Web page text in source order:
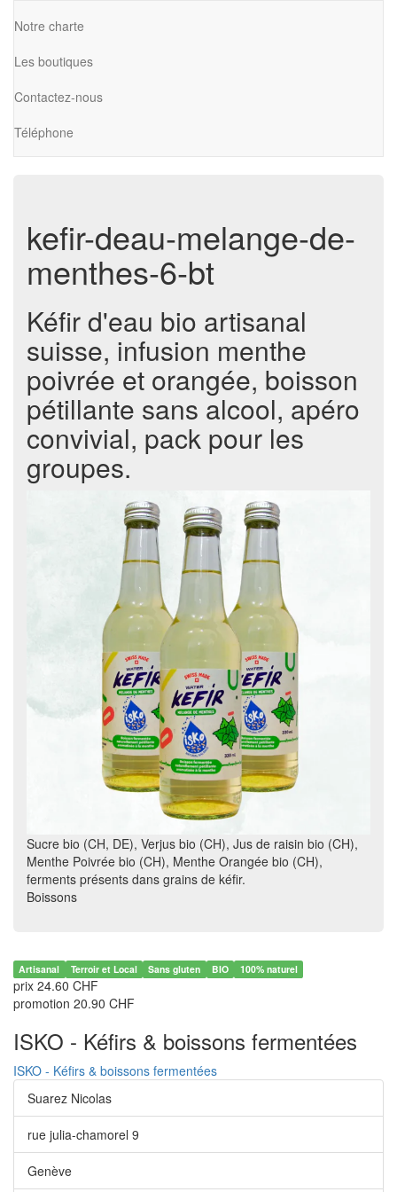
Notre charte
Les boutiques
Contactez-nous
Téléphone
kefir-deau-melange-de-
menthes-6-bt
Kéfir d'eau bio artisanal
suisse, infusion menthe
poivrée et orangée, boisson
pétillante sans alcool, apéro
convivial, pack pour les
groupes.
Sucre bio (CH, DE), Verjus bio (CH), Jus de raisin bio (CH),
Menthe Poivrée bio (CH), Menthe Orangée bio (CH),
ferments présents dans grains de kéfir.
Boissons
Artisanal Terroir et Local Sans gluten BIO 100% naturel
prix 24.60 CHF
promotion 20.90 CHF
ISKO - Kéfirs & boissons fermentées
ISKO - Kéfirs & boissons fermentées
Suarez Nicolas
rue julia-chamorel 9
Genève